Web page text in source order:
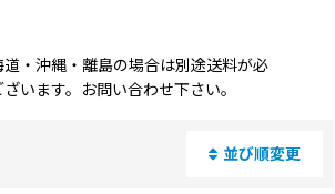
・沖縄・離島の場合は別途送料が必
います。お問い合わせ下さい。
並び順変更